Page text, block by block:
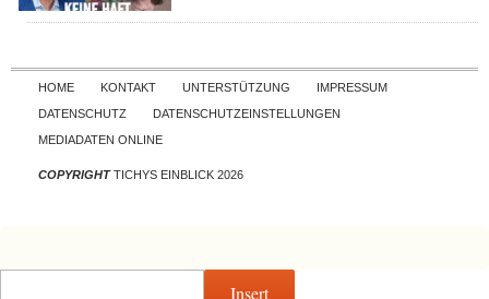
Skip to content
HOME KONTAKT UNTERSTÜTZUNG
IMPRESSUM
DATENSCHUTZ
DATENSCHUTZEINSTELLUNGEN
MEDIADATEN ONLINE
COPYRIGHTTICHYS EINBLICK 2026
Insert